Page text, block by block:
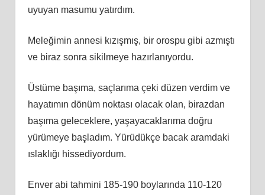
uyuyan masumu yatırdım.
Meleğimin annesi kızışmış, bir orospu gibi azmıştı
ve biraz sonra sikilmeye hazırlanıyordu.
Üstüme başıma, saçlarıma çeki düzen verdim ve
hayatımın dönüm noktası olacak olan, birazdan
başıma geleceklere, yaşayacaklarıma doğru
yürümeye başladım. Yürüdükçe bacak aramdaki
ıslaklığı hissediyordum.
Enver abi tahmini 185-190 boylarında 110-120